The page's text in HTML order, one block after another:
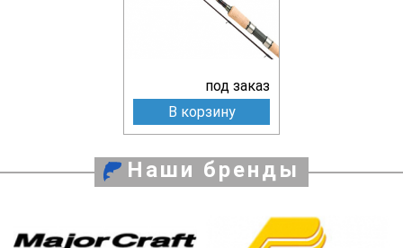
под заказ
В корзину
Наши бренды